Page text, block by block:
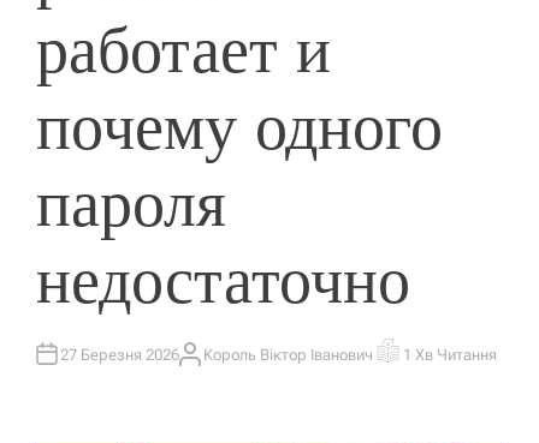
работает и
почему одного
пароля
недостаточно
27 Березня 2026А
Король Віктор Іванович О
1 Хв Читання